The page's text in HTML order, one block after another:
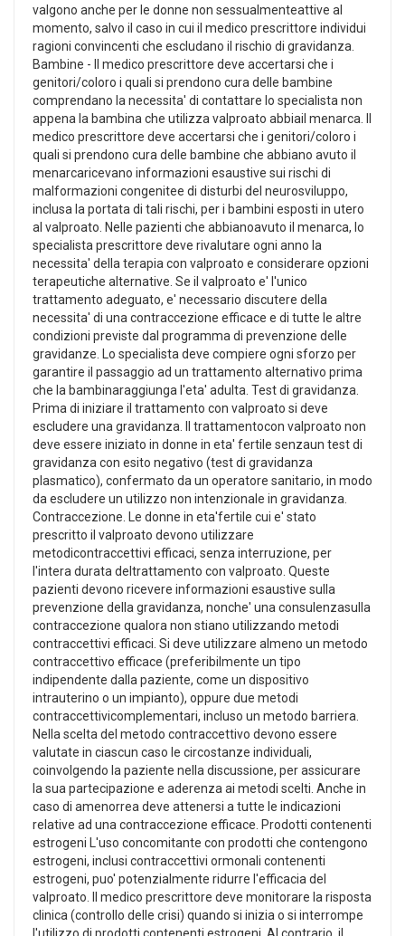
valgono anche per le donne non sessualmenteattive al
momento, salvo il caso in cui il medico prescrittore individui
ragioni convincenti che escludano il rischio di gravidanza.
Bambine - Il medico prescrittore deve accertarsi che i
genitori/coloro i quali si prendono cura delle bambine
comprendano la necessita' di contattare lo specialista non
appena la bambina che utilizza valproato abbiail menarca. Il
medico prescrittore deve accertarsi che i genitori/coloro i
quali si prendono cura delle bambine che abbiano avuto il
menarcaricevano informazioni esaustive sui rischi di
malformazioni congenitee di disturbi del neurosviluppo,
inclusa la portata di tali rischi, per i bambini esposti in utero
al valproato. Nelle pazienti che abbianoavuto il menarca, lo
specialista prescrittore deve rivalutare ogni anno la
necessita' della terapia con valproato e considerare opzioni
terapeutiche alternative. Se il valproato e' l'unico
trattamento adeguato, e' necessario discutere della
necessita' di una contraccezione efficace e di tutte le altre
condizioni previste dal programma di prevenzione delle
gravidanze. Lo specialista deve compiere ogni sforzo per
garantire il passaggio ad un trattamento alternativo prima
che la bambinaraggiunga l'eta' adulta. Test di gravidanza.
Prima di iniziare il trattamento con valproato si deve
escludere una gravidanza. Il trattamentocon valproato non
deve essere iniziato in donne in eta' fertile senzaun test di
gravidanza con esito negativo (test di gravidanza
plasmatico), confermato da un operatore sanitario, in modo
da escludere un utilizzo non intenzionale in gravidanza.
Contraccezione. Le donne in eta'fertile cui e' stato
prescritto il valproato devono utilizzare
metodicontraccettivi efficaci, senza interruzione, per
l'intera durata deltrattamento con valproato. Queste
pazienti devono ricevere informazioni esaustive sulla
prevenzione della gravidanza, nonche' una consulenzasulla
contraccezione qualora non stiano utilizzando metodi
contraccettivi efficaci. Si deve utilizzare almeno un metodo
contraccettivo efficace (preferibilmente un tipo
indipendente dalla paziente, come un dispositivo
intrauterino o un impianto), oppure due metodi
contraccettivicomplementari, incluso un metodo barriera.
Nella scelta del metodo contraccettivo devono essere
valutate in ciascun caso le circostanze individuali,
coinvolgendo la paziente nella discussione, per assicurare
la sua partecipazione e aderenza ai metodi scelti. Anche in
caso di amenorrea deve attenersi a tutte le indicazioni
relative ad una contraccezione efficace. Prodotti contenenti
estrogeni L'uso concomitante con prodotti che contengono
estrogeni, inclusi contraccettivi ormonali contenenti
estrogeni, puo' potenzialmente ridurre l'efficacia del
valproato. Il medico prescrittore deve monitorare la risposta
clinica (controllo delle crisi) quando si inizia o si interrompe
l'utilizzo di prodotti contenenti estrogeni. Al contrario, il